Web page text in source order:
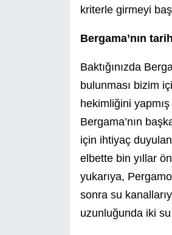
kriterle girmeyi
Bergama’nın
Baktığınızda
bulunması bizim
hekimliğini
Bergama’nın
için ihtiyaç
elbette bin yıllar
yukarıya,
sonra su
uzunluğunda iki